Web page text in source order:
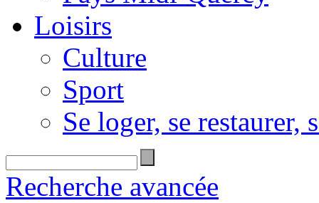
Loisirs
Culture
Sport
Se loger, se restaurer,
Recherche avancée